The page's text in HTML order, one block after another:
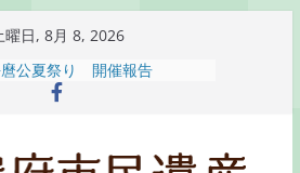
曜日, 8月 8, 2026
公夏祭り 開催報告
史勉強会が開催されます
まつり子どもみこし開催のお